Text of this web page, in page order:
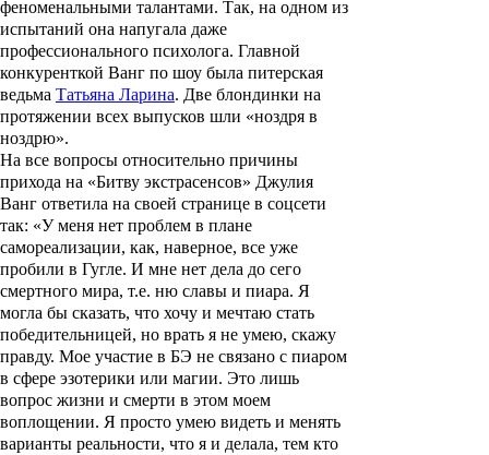
феноменальными талантами. Так, на одном из
испытаний она напугала даже
профессионального психолога. Главной
конкуренткой Ванг по шоу была питерская
ведьма Татьяна Ларина. Две блондинки на
протяжении всех выпусков шли «ноздря в
ноздрю».
На все вопросы относительно причины
прихода на «Битву экстрасенсов» Джулия
Ванг ответила на своей странице в соцсети
так: «У меня нет проблем в плане
самореализации, как, наверное, все уже
пробили в Гугле. И мне нет дела до сего
смертного мира, т.е. ню славы и пиара. Я
могла бы сказать, что хочу и мечтаю стать
победительницей, но врать я не умею, скажу
правду. Мое участие в БЭ не связано с пиаром
в сфере эзотерики или магии. Это лишь
вопрос жизни и смерти в этом моем
воплощении. Я просто умею видеть и менять
варианты реальности, что я и делала, тем кто